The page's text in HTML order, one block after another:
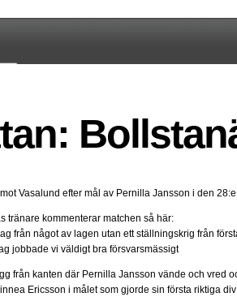
Vasalund efter mål av Pernilla Jansson i den
tränare kommenterar matchen så här:
från något av lagen utan ett ställningskrig från
jobbade vi väldigt bra försvarsmässigt
från kanten där Pernilla Jansson vände och vred
Ericsson i målet som gjorde sin första riktiga